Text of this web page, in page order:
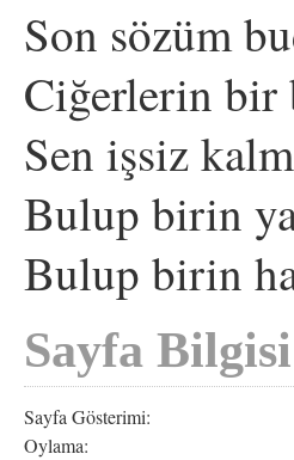
Son sözüm
Ciğerlerin bir
Sen işsiz
Bulup birin
Bulup birin
Sayfa Bilgisi
Sayfa Gösterimi:
Oylama: